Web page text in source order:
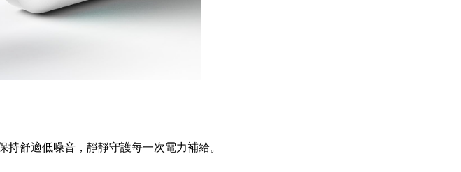
舒適低噪音，靜靜守護每一次電力補給。